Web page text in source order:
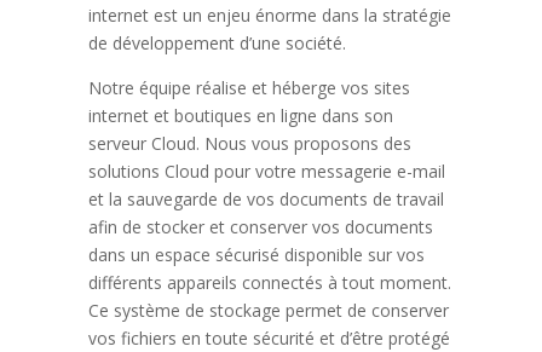
internet est un enjeu énorme dans la stratégie
de développement d’une société.
Notre équipe réalise et héberge vos sites
internet et boutiques en ligne dans son
serveur Cloud. Nous vous proposons des
solutions Cloud pour votre messagerie e-mail
et la sauvegarde de vos documents de travail
afin de stocker et conserver vos documents
dans un espace sécurisé disponible sur vos
différents appareils connectés à tout moment.
Ce système de stockage permet de conserver
vos fichiers en toute sécurité et d’être protégé